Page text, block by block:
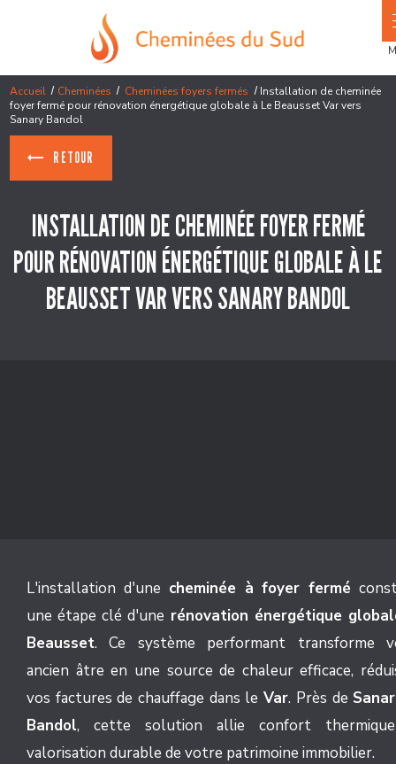
Accueil Cheminées Cheminées foyers fermés
Installation de cheminée
foyer fermé pour rénovation énergétique globale à Le Beausset Var vers
Sanary Bandol
RETOUR
INSTALLATION DE CHEMINÉE FOYER FERMÉ
POUR RÉNOVATION ÉNERGÉTIQUE GLOBALE À LE
BEAUSSET VAR VERS SANARY BANDOL
L'installation d'une cheminée à foyer fermé
une étape clé d'une rénovation énergétique
Beausset. Ce système performant transforme
ancien âtre en une source de chaleur efficace,
vos factures de chauffage dans leVar. Près de
Bandol, cette solution allie confort
valorisation durable de votre patrimoine immobilier.
Panneau de gestion des cookies